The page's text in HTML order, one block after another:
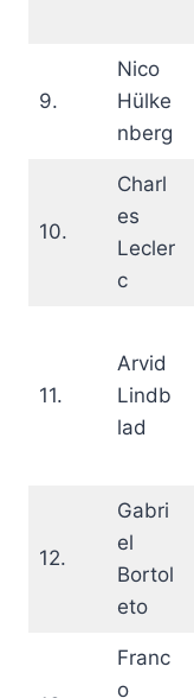
9.
Nico
Hülke
nberg
10.
Charl
es
Lecler
c
11.
Arvid
Lindb
lad
12.
Gabri
el
Bortol
eto
Franc
o